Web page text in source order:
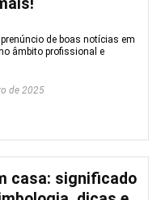
de boas notícias em
âmbito profissional e
de 2025
casa: significado